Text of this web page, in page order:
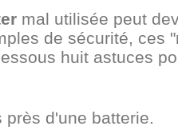
mal utilisée peut
de sécurité, ces
huit astuces
près d'une batterie.